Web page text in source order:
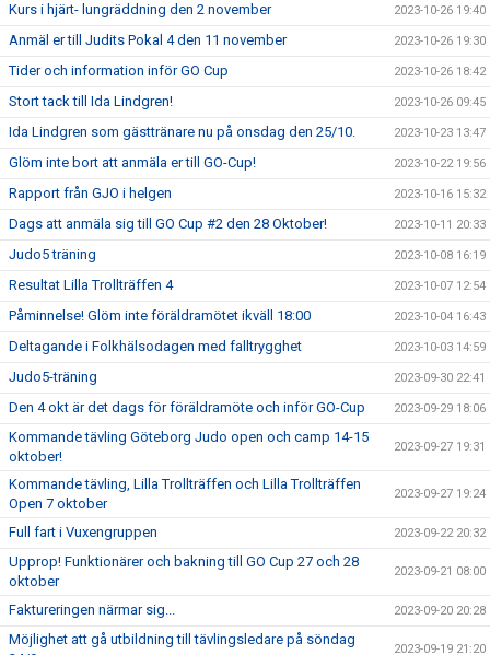
Kurs i hjärt- lungräddning den 2 november 2023-10-26 19:40
Anmäl er till Judits Pokal 4 den 11 november 2023-10-26 19:30
Tider och information inför GO Cup 2023-10-26 18:42
Stort tack till Ida Lindgren! 2023-10-26 09:45
Ida Lindgren som gästtränare nu på onsdag den 25/10. 2023-10-23 13:47
Glöm inte bort att anmäla er till GO-Cup! 2023-10-22 19:56
Rapport från GJO i helgen 2023-10-16 15:32
Dags att anmäla sig till GO Cup #2 den 28 Oktober! 2023-10-11 20:33
Judo5 träning 2023-10-08 16:19
Resultat Lilla Trollträffen 4 2023-10-07 12:54
Påminnelse! Glöm inte föräldramötet ikväll 18:00 2023-10-04 16:43
Deltagande i Folkhälsodagen med falltrygghet 2023-10-03 14:59
Judo5-träning 2023-09-30 22:41
Den 4 okt är det dags för föräldramöte och inför GO-Cup 2023-09-29 18:06
Kommande tävling Göteborg Judo open och camp 14-15
oktober!
2023-09-27 19:31
Kommande tävling, Lilla Trollträffen och Lilla Trollträffen
Open 7 oktober
2023-09-27 19:24
Full fart i Vuxengruppen 2023-09-22 20:32
Upprop! Funktionärer och bakning till GO Cup 27 och 28
oktober
2023-09-21 08:00
Faktureringen närmar sig... 2023-09-20 20:28
Möjlighet att gå utbildning till tävlingsledare på söndag
2023-09-19 21:20